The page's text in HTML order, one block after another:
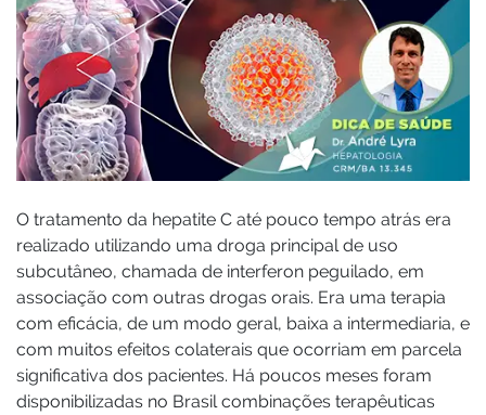
O tratamento da hepatite C até pouco tempo atrás era
realizado utilizando uma droga principal de uso
subcutâneo, chamada de interferon peguilado, em
associação com outras drogas orais. Era uma terapia
com eficácia, de um modo geral, baixa a intermediaria, e
com muitos efeitos colaterais que ocorriam em parcela
significativa dos pacientes. Há poucos meses foram
disponibilizadas no Brasil combinações terapêuticas